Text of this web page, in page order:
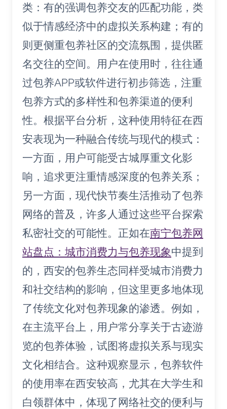
类：有的强调包养交友的匹配功能，类
似于情感经济中的虚拟关系构建；有的
则更侧重包养社区的交流氛围，提供匿
名交往的空间。用户在使用时，往往通
过包养APP或软件进行初步筛选，注重
包养方式的多样性和包养渠道的便利
性。根据平台分析，这种使用特征在西
安表现为一种融合传统与现代的模式：
一方面，用户可能受古城厚重文化影
响，追求更注重情感深度的包养关系；
另一方面，现代快节奏生活推动了包养
网络的普及，许多人通过这些平台探索
私密社交的可能性。正如在南宁包养网
站盘点：城市消费力与包养现象中提到
的，西安的包养生态同样受城市消费力
和社交结构的影响，但这里更多地体现
了传统文化对包养现象的渗透。例如，
在主流平台上，用户常分享关于古迹游
览的包养体验，试图将虚拟关系与现实
文化相结合。这种观察显示，包养软件
的使用率在西安较高，尤其在大学生和
白领群体中，体现了网络社交的便利与